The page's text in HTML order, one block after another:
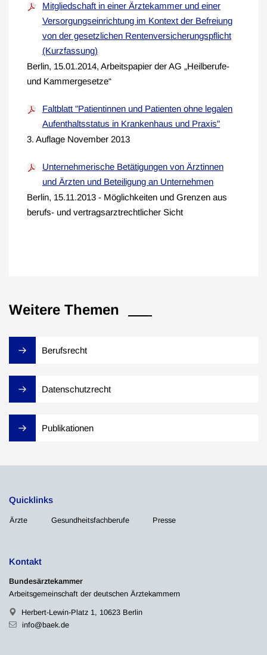
Mitgliedschaft in einer Ärztekammer und einer
Versorgungseinrichtung im Kontext der Befreiung
von der gesetzlichen Rentenversicherungspflicht
(Kurzfassung)
Berlin, 15.01.2014, Arbeitspapier der AG „Heilberufe-
und Kammergesetze“
Faltblatt "Patientinnen und Patienten ohne legalen
Aufenthaltsstatus in Krankenhaus und Praxis"
3. Auflage November 2013
Unternehmerische Betätigungen von Ärztinnen
und Ärzten und Beteiligung an Unternehmen
Berlin, 15.11.2013 - Möglichkeiten und Grenzen aus
berufs- und vertragsarztrechtlicher Sicht
Weitere Themen
Berufsrecht
Datenschutzrecht
Publikationen
Quicklinks
Ärzte Gesundheitsfachberufe Presse
Kontakt
Bundesärztekammer
Arbeitsgemeinschaft der deutschen Ärztekammern
Herbert-Lewin-Platz 1, 10623 Berlin
info@baek.de